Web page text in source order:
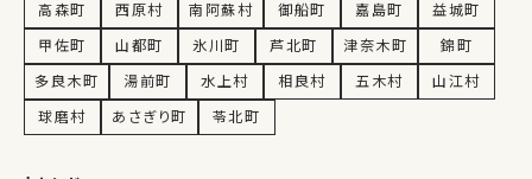
高森町
西原村 南阿蘇村 御船町 嘉島町
益城町
甲佐町
山都町 氷川町 芦北町 津奈木町
錦町
多良木町
湯前町 水上村 相良村 五木村
山江村
球磨村
あさぎり町 苓北町